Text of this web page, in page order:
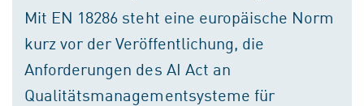
Mit EN 18286 steht eine europäische Norm
kurz vor der Veröffentlichung, die
Anforderungen des AI Act an
Qualitätsmanagementsysteme für